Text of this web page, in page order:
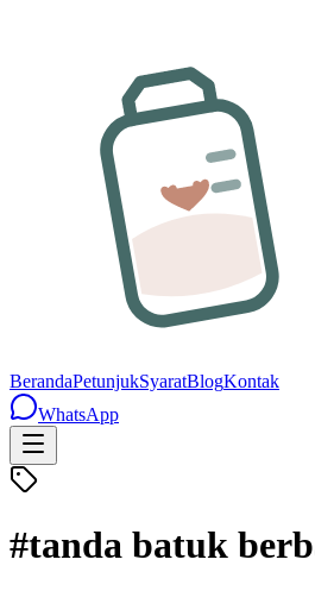
BerandaPetunjukSyaratBlogKontak
WhatsApp
#tanda batuk